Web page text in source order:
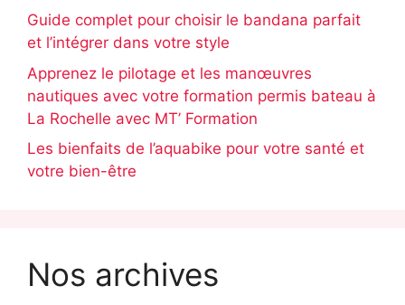
Guide complet pour choisir le bandana parfait
et l’intégrer dans votre style
Apprenez le pilotage et les manœuvres
nautiques avec votre formation permis bateau à
La Rochelle avec MT’ Formation
Les bienfaits de l’aquabike pour votre santé et
votre bien-être
Nos archives